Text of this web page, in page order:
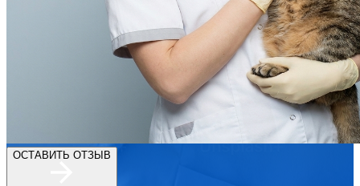
ОСТАВИТЬ ОТЗЫВ